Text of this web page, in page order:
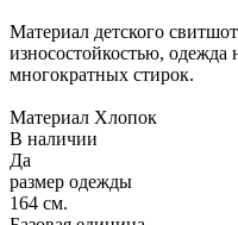
Материал детского
износостойкостью, одежда
многократных стирок.
Материал Хлопок
В наличии
Да
размер одежды
164 см.